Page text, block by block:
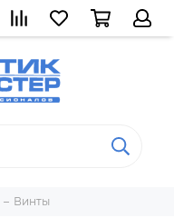
Винты